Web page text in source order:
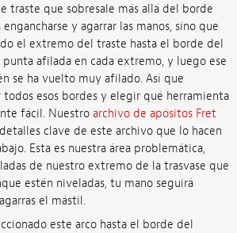
traste que sobresale más allá del borde
y agarrar las manos, sino que
el extremo del traste hasta el borde del
punta afilada en cada extremo, y luego ese
se ha vuelto muy afilado. Así que
todos esos bordes y elegir qué herramienta
fácil. Nuestro archivo de apósitos Fret
clave de este archivo que lo hacen
Esta es nuestra área problemática,
de nuestro extremo de la trasvase que
estén niveladas, tu mano seguirá
el mástil.
este arco hasta el borde del